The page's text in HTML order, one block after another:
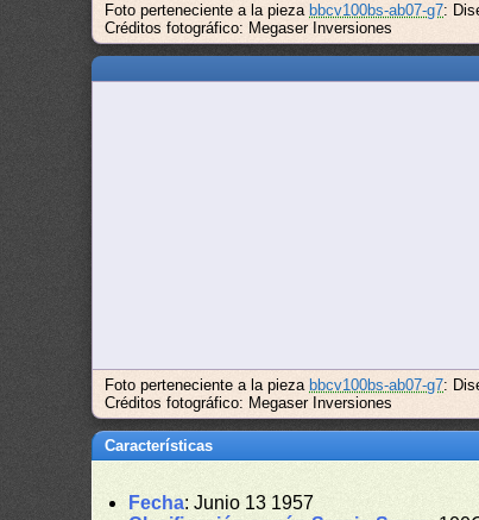
Foto perteneciente a la pieza bbcv100bs-ab07-g7:
Créditos fotográfico: Megaser Inversiones
Foto perteneciente a la pieza bbcv100bs-ab07-g7:
Créditos fotográfico: Megaser Inversiones
Características
Fecha: Junio 13 1957